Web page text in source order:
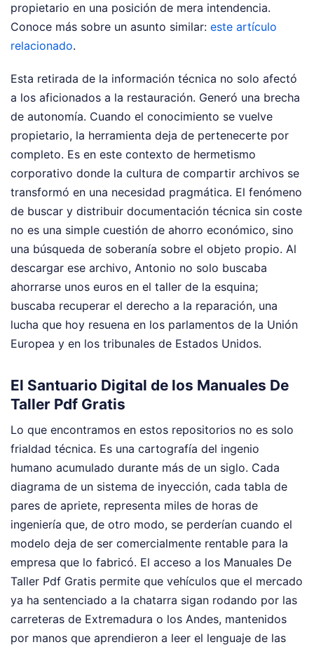
propietario en una posición de mera intendencia.
Conoce más sobre un asunto similar: este artículo
relacionado.
Esta retirada de la información técnica no solo afectó
a los aficionados a la restauración. Generó una brecha
de autonomía. Cuando el conocimiento se vuelve
propietario, la herramienta deja de pertenecerte por
completo. Es en este contexto de hermetismo
corporativo donde la cultura de compartir archivos se
transformó en una necesidad pragmática. El fenómeno
de buscar y distribuir documentación técnica sin coste
no es una simple cuestión de ahorro económico, sino
una búsqueda de soberanía sobre el objeto propio. Al
descargar ese archivo, Antonio no solo buscaba
ahorrarse unos euros en el taller de la esquina;
buscaba recuperar el derecho a la reparación, una
lucha que hoy resuena en los parlamentos de la Unión
Europea y en los tribunales de Estados Unidos.
El Santuario Digital de los Manuales De
Taller Pdf Gratis
Lo que encontramos en estos repositorios no es solo
frialdad técnica. Es una cartografía del ingenio
humano acumulado durante más de un siglo. Cada
diagrama de un sistema de inyección, cada tabla de
pares de apriete, representa miles de horas de
ingeniería que, de otro modo, se perderían cuando el
modelo deja de ser comercialmente rentable para la
empresa que lo fabricó. El acceso a los Manuales De
Taller Pdf Gratis permite que vehículos que el mercado
ya ha sentenciado a la chatarra sigan rodando por las
carreteras de Extremadura o los Andes, mantenidos
por manos que aprendieron a leer el lenguaje de las